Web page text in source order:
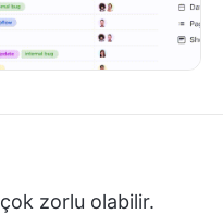
çok zorlu olabilir.